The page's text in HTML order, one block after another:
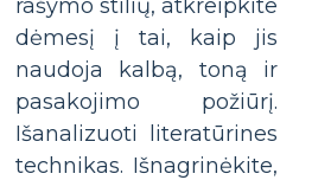
rašymo stilių, atkreipkite
dėmesį į tai, kaip jis
naudoja kalbą, toną ir
pasakojimo požiūrį.
Išanalizuoti literatūrines
technikas. Išnagrinėkite,